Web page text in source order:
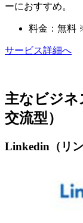
ーにおすすめ。
料金：無料
サービス詳細へ
主なビジネ
交流型）
Linkedin（リ